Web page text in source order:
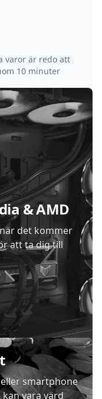
varor är redo att
10 minuter
& AMD
det kommer
att ta dig till
smartphone
vara värd